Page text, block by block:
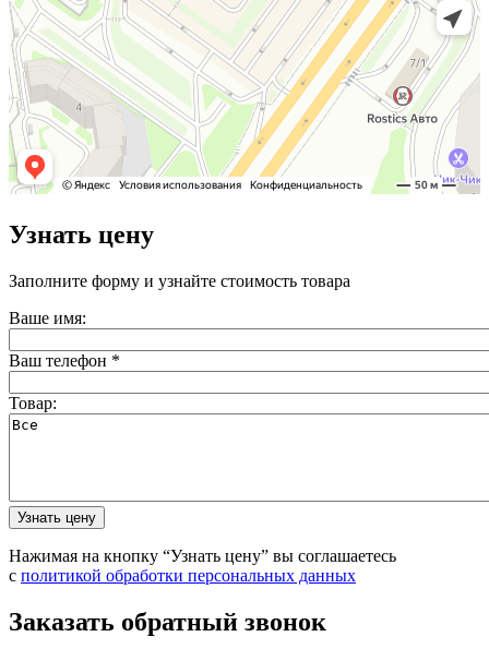
Узнать цену
Заполните форму и узнайте стоимость товара
Ваше имя:
Ваш телефон *
Товар:
Нажимая на кнопку “Узнать цену” вы соглашаетесь
с политикой обработки персональных данных
Заказать обратный звонок